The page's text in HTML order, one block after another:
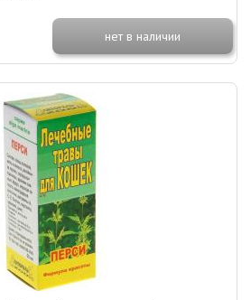
нет в наличии